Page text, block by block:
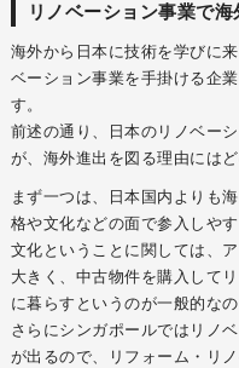
リノベーション事業で
海外から日本に技術を学びに
ベーション事業を手掛ける企
す。
前述の通り、日本のリノベー
が、海外進出を図る理由には
まず一つは、日本国内よりも
格や文化などの面で参入しやす
文化ということに関しては、
大きく、中古物件を購入して
に暮らすというのが一般的なの
さらにシンガポールではリノ
が出るので、リフォーム・リ